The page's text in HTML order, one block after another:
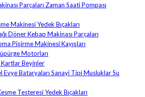
Parçaları Zaman Saati Pompası
Makinesi Yedek Bıçakları
Döner Kebap Makinası Parçaları
Pişirme Makinesi Kayışları
Motorları
Beyinler
Evye Bataryaları Sanayi Tipi Musluklar Su
Testeresi Yedek Bıçakları